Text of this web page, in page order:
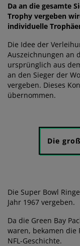
Da an die gesamte
Trophy vergeben
individuelle
Die Idee der
Auszeichnungen an
ursprünglich aus
an den Sieger der
vergeben. Dieses
übernommen.
Die
Die Super Bowl
Jahr 1967 vergeben.
Da die Green Bay
waren, bekamen die
NFL-Geschichte.